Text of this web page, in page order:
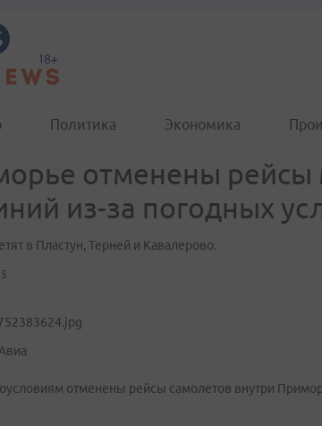
Политика Экономика
отменены рейсы
из-за погодных
в Пластун, Терней и Кавалерово.
отменены рейсы самолетов внутри